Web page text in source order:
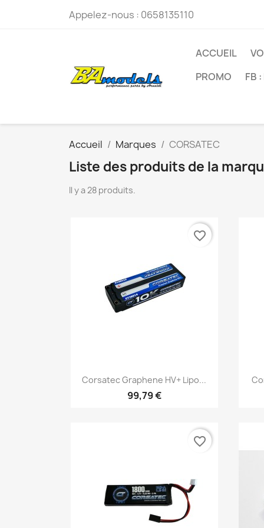
Appelez-nous : 0658135110
ACCUEIL
PROMO
FB
Accueil Marques CORSATEC
Liste des produits de la
Il y a 28 produits.
Aperçu rapide
Corsatec Graphene HV+ Lipo...
99,79 €
favorite_border
favorite_border